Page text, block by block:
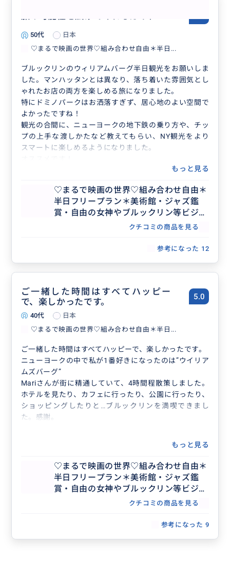
50代
日本
♡まるで映画の世界♡組み合わせ自由＊半日...
ブルックリンのウィリアムバーグ半日観光をお願いしま
した。マンハッタンとは異なり、落ち着いた雰囲気とし
ゃれたお店の両方を楽しめる旅になりました。
特にドミノパークはお洒落すぎず、居心地のよい空間で
よかったですね！
観光の合間に、ニューヨークの地下鉄の乗り方や、チッ
プの上手な渡しかたなど教えてもらい、NY観光をより
スマートに楽しめるようになりました。
もっと見る
♡まるで映画の世界♡組み合わせ自由＊
半日フリープラン＊美術館・ジャズ鑑
賞・自由の女神やブルックリン等ビジネ
ス渡航にもおすすめ♡人数上限なし
クチコミの商品を見る
参考になった 12
ご一緒した時間はすべてハッピー
で、楽しかったです。
5.0
40代
日本
♡まるで映画の世界♡組み合わせ自由＊半日...
ご一緒した時間はすべてハッピーで、楽しかったです。
ニューヨークの中で私が1番好きになったのは”ウイリア
ムズバーグ”
Mariさんが街に精通していて、4時間程散策しました。
ホテルを見たり、カフェに行ったり、公園に行ったり、
ショッピングしたりと…ブルックリンを満喫できまし
た。感謝。
もっと見る
♡まるで映画の世界♡組み合わせ自由＊
半日フリープラン＊美術館・ジャズ鑑
賞・自由の女神やブルックリン等ビジネ
ス渡航にもおすすめ♡人数上限なし
クチコミの商品を見る
参考になった 9